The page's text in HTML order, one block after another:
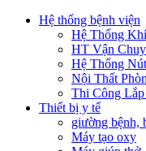
Hệ thống bệnh viện
Hệ Thống
HT Vận
Hệ Thống
Nội Thất
Thi Công
Thiết bị y tế
giường bệnh,
Máy tạo oxy